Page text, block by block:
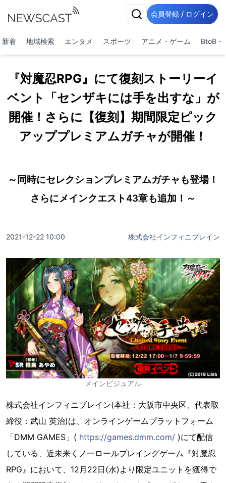
会員登録 / ログイン
新着 地域検索 エンタメ スポーツ アニメ・ゲーム BtoB・
『対魔忍RPG』にて復刻ストーリーイ
ベント「センザキには手を出すな」が
開催！さらに【復刻】期間限定ピック
アッププレミアムガチャが開催！
～同時にセレクションプレミアムガチャも登場！
さらにメインクエスト43章も追加！～
2021-12-22 10:00 株式会社インフィニブレイン
メインビジュアル
株式会社インフィニブレイン(本社：大阪市中央区、代表取
締役：武山 英治)は、オンラインゲームプラットフォーム
「DMM GAMES」( https://games.dmm.com/ )にて配信
している、近未来くノ一ロールプレイングゲーム『対魔忍
RPG』において、12月22日(水)より限定ユニットを獲得で